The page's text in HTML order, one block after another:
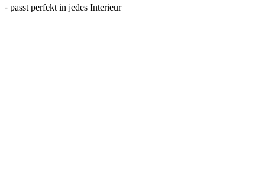
⁃ passt perfekt in jedes Interieur